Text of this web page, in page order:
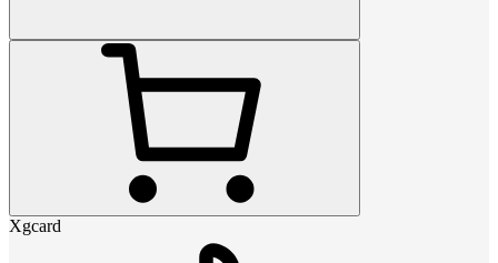
Xgcard